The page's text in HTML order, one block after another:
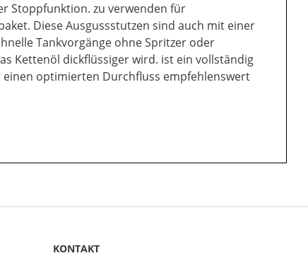
Stoppfunktion. zu verwenden für
Diese Ausgussstutzen sind auch mit einer
Tankvorgänge ohne Spritzer oder
Kettenöl dickflüssiger wird. ist ein vollständig
optimierten Durchfluss empfehlenswert
KONTAKT